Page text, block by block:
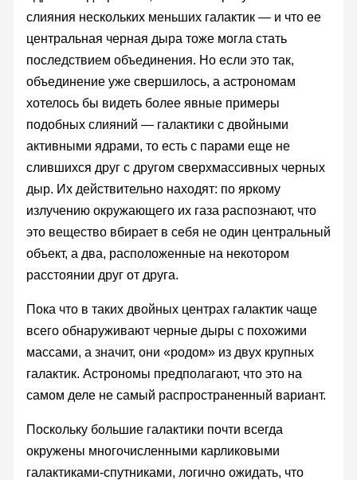
слияния нескольких меньших галактик — и что ее
центральная черная дыра тоже могла стать
последствием объединения. Но если это так,
объединение уже свершилось, а астрономам
хотелось бы видеть более явные примеры
подобных слияний — галактики с двойными
активными ядрами, то есть с парами еще не
слившихся друг с другом сверхмассивных черных
дыр. Их действительно находят: по яркому
излучению окружающего их газа распознают, что
это вещество вбирает в себя не один центральный
объект, а два, расположенные на некотором
расстоянии друг от друга.
Пока что в таких двойных центрах галактик чаще
всего обнаруживают черные дыры с похожими
массами, а значит, они «родом» из двух крупных
галактик. Астрономы предполагают, что это на
самом деле не самый распространенный вариант.
Поскольку большие галактики почти всегда
окружены многочисленными карликовыми
галактиками-спутниками, логично ожидать, что